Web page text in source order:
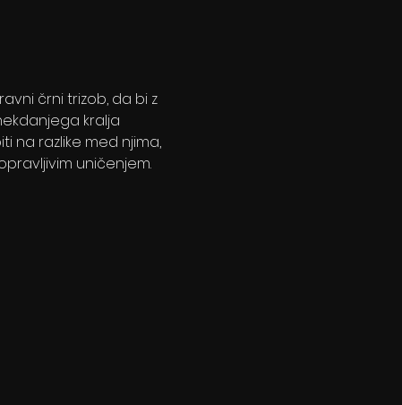
črni trizob, da bi z
kralja
na razlike med njima,
uničenjem.